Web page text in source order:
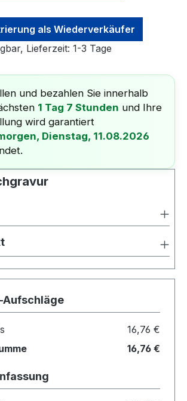
als Wiederverkäufer
Lieferzeit: 1-3 Tage
und bezahlen Sie innerhalb
1 Tag 7 Stunden und Ihre
wird garantiert
Dienstag, 11.08.2026
Aufschläge
16,76 €
16,76 €